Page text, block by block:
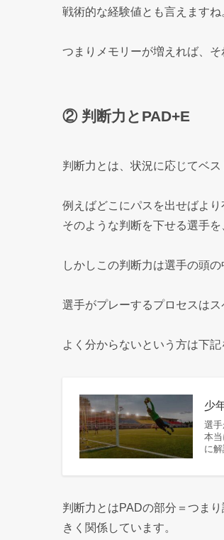
戦術的な経験値とも言えますね
つまりメモリーが増えれば、
② 判断力とPAD+E
判断力とは、状況に応じてベ
例えばどこにパスを出せばよ
そのような判断を下せる選手
しかしこの判断力は選手の頭
選手がプレーするプロセスは
よく分からないという方は下記
少
選
本
に解
判断力とはPADの部分＝つま
きく関係しています。